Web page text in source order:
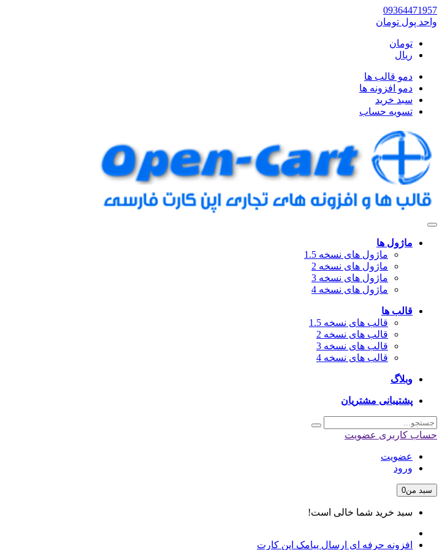
09364471957
واحد پول تومان
تومان
ریال
دمو قالب ها
دمو افزونه ها
سبد خرید
تسویه حساب
ماژول ها
ماژول های نسخه 1.5
ماژول های نسخه 2
ماژول های نسخه 3
ماژول های نسخه 4
قالب ها
قالب های نسخه 1.5
قالب های نسخه 2
قالب های نسخه 3
قالب های نسخه 4
وبلاگ
پشتیبانی مشتریان
حساب کاربری عضویت
عضویت
ورود
سبد من0
سبد خرید شما خالی است!
افزونه حرفه ای ارسال پیامک اپن کارت